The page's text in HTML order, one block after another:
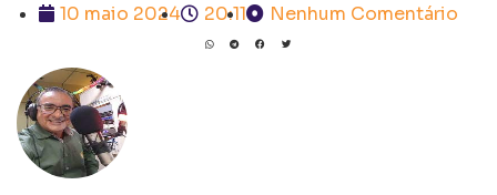
10 maio 2024 20:11 Nenhum Comentário